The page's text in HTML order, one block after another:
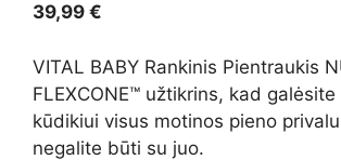
39,99 €
VITAL BABY Rankinis Pientraukis
FLEXCONE™ užtikrins, kad
kūdikiui visus motinos pieno
negalite būti su juo.